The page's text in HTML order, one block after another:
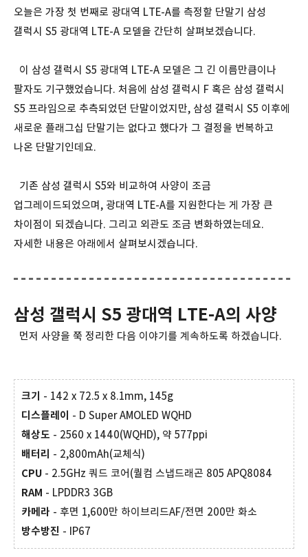
오늘은 가장 첫 번째로 광대역 LTE-A를 측정할 단말기 삼성
갤럭시 S5 광대역 LTE-A 모델을 간단히 살펴보겠습니다.
이 삼성 갤럭시 S5 광대역 LTE-A 모델은 그 긴 이름만큼이나
팔자도 기구했었습니다. 처음에 삼성 갤럭시 F 혹은 삼성 갤럭시
S5 프라임으로 추측되었던 단말이었지만, 삼성 갤럭시 S5 이후에
새로운 플래그십 단말기는 없다고 했다가 그 결정을 번복하고
나온 단말기인데요.
기존 삼성 갤럭시 S5와 비교하여 사양이 조금
업그레이드되었으며, 광대역 LTE-A를 지원한다는 게 가장 큰
차이점이 되겠습니다. 그리고 외관도 조금 변화하였는데요.
자세한 내용은 아래에서 살펴보시겠습니다.
삼성 갤럭시 S5 광대역 LTE-A의 사양
먼저 사양을 쭉 정리한 다음 이야기를 계속하도록 하겠습니다.
크기 - 142 x 72.5 x 8.1mm, 145g
디스플레이 - D Super AMOLED WQHD
해상도 - 2560 x 1440(WQHD), 약 577ppi
배터리 - 2,800mAh(교체식)
CPU - 2.5GHz 쿼드 코어(퀄컴 스냅드래곤 805 APQ8084
RAM - LPDDR3 3GB
카메라 - 후면 1,600만 하이브리드AF/전면 200만 화소
방수방진 - IP67